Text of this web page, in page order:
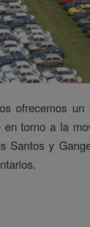
ofrecemos un
en torno a la
Santos y